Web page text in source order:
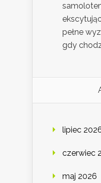
pełne
gdy
lipiec
czerwiec
maj 2026